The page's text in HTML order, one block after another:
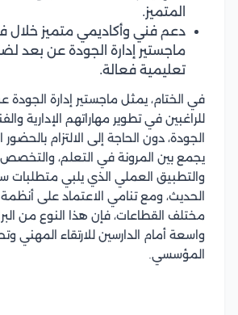
المتميز.
دعم فني وأكاديمي متميز خلال
ماجستير إدارة الجودة عن بعد
تعليمية فعالة.
في الختام، يمثل ماجستير إدارة الجودة
للراغبين في تطوير مهاراتهم الإدارية
الجودة، دون الحاجة إلى الالتزام
يجمع بين المرونة في التعلم، والتخصص
والتطبيق العملي الذي يلبي متطلبات
الحديث، ومع تنامي الاعتماد على
مختلف القطاعات، فإن هذا النوع من
واسعة أمام الدارسين للارتقاء المهني
المؤسسي.